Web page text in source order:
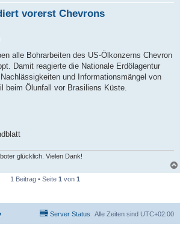
vorerst Chevrons
alle Bohrarbeiten des US-Ölkonzerns Chevron
Damit reagierte die Nationale Erdölagentur
und Informationsmängel von
beim Ölunfall vor Brasiliens Küste.
glücklich. Vielen Dank!
1 Beitrag • Seite 1 von 1
Alle Zeiten sind UTC+02:00
Server Status